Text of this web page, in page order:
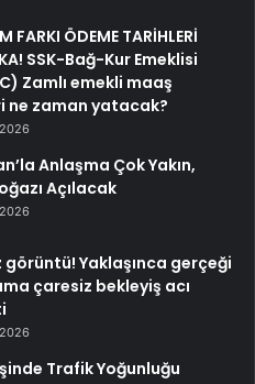
FARKI ÖDEME TARİHLERİ
SSK-Bağ-Kur Emeklisi
Zamlı emekli maaş
ne zaman yatacak?
Anlaşma Çok Yakın,
Açılacak
görüntü! Yaklaşınca gerçeği
çaresiz bekleyiş acı
Trafik Yoğunluğu